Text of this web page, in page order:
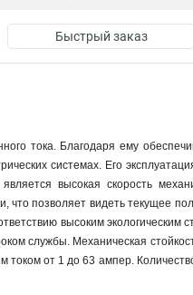
Быстрый заказ
тока. Благодаря ему
системах. Его
высокая скорость
позволяет видеть текущее
высоким экологическим
службы. Механическая
от 1 до 63 ампер.